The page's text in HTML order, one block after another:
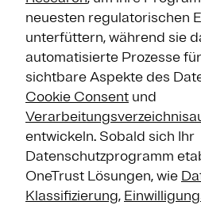
neuesten regulatorischen
unterfüttern, während sie
automatisierte Prozesse
sichtbare Aspekte des
Cookie Consent und
entwickeln. Sobald sich Ihr
Datenschutzprogramm
OneTrust Lösungen, wie
Klassifizierung,